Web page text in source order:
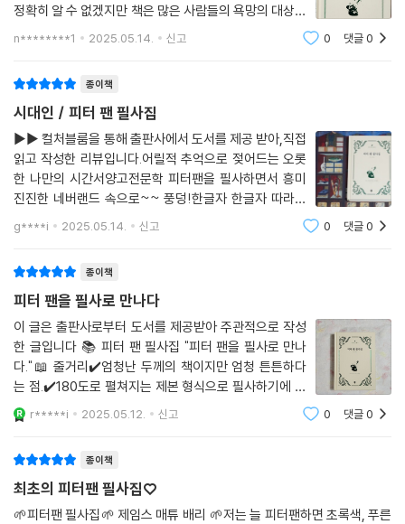
정확히 알 수 없겠지만 책은 많은 사람들의 욕망의 대상이
었고 지식과 지혜를 함양시킬 수 있는 존재였다.그러한 책
n********1 2025.05.14. 신고 0 댓글0
종이책
시대인 / 피터 팬 필사집
▶▶ 컬처블룸을 통해 출판사에서 도서를 제공 받아,직접
읽고 작성한 리뷰입니다. 어릴적 추억으로 젖어드는 오롯
한 나만의 시간서양고전문학 피터팬을 필사하면서 흥미
진진한 네버랜드 속으로~~ 풍덩!한글자 한글자 따라서
필사하다보면단순하게 읽기만 했던 것과 달리글자들이
머릿속으로 하나하나 상상의 그림을 그려주는데요아이들
g****i 2025.05.14. 신고 0 댓글0
종이책
피터 팬을 필사로 만나다
이 글은 출판사로부터 도서를 제공받아 주관적으로 작성
한 글입니다 📚 피터 팬 필사집 "피터 팬을 필사로 만나
다."📖 줄거리✔️엄청난 두께의 책이지만 엄청 튼튼하다
는 점.✔️180도로 펼쳐지는 제본 형식으로 필사하기에 정
말 편리하고 내가 쓸 글씨가 비치지 않는 고급스러운 종이
를 가지고 있다.📝필사✔️ 필사 내용을 들여다보면...세상
r*****i 2025.05.12. 신고 0 댓글0
종이책
최초의 피터팬 필사집♡
🌱피터팬 필사집🌱 제임스 매튜 배리 🌱저는 늘 피터팬하면 초록색, 푸른